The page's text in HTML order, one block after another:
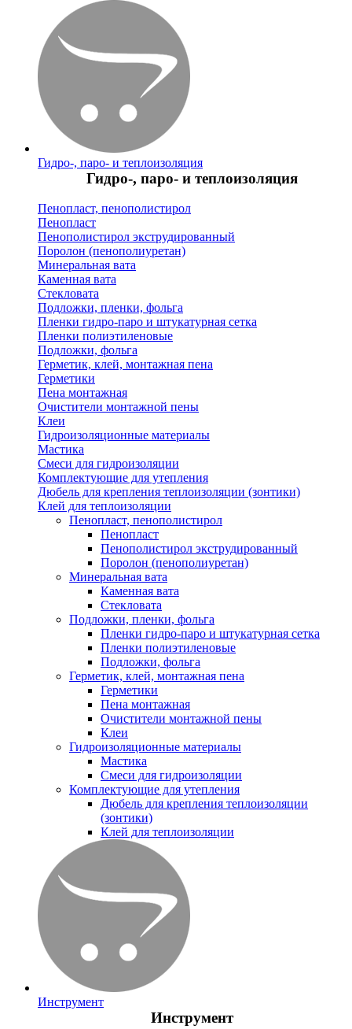
Гидро-, паро- и теплоизоляция
Гидро-, паро- и теплоизоляция
Пенопласт, пенополистирол
Пенопласт
Пенополистирол экструдированный
Поролон (пенополиуретан)
Минеральная вата
Каменная вата
Стекловата
Подложки, пленки, фольга
Пленки гидро-паро и штукатурная сетка
Пленки полиэтиленовые
Подложки, фольга
Герметик, клей, монтажная пена
Герметики
Пена монтажная
Очистители монтажной пены
Клеи
Гидроизоляционные материалы
Мастика
Смеси для гидроизоляции
Комплектующие для утепления
Дюбель для крепления теплоизоляции (зонтики)
Клей для теплоизоляции
Пенопласт, пенополистирол
Пенопласт
Пенополистирол экструдированный
Поролон (пенополиуретан)
Минеральная вата
Каменная вата
Стекловата
Подложки, пленки, фольга
Пленки гидро-паро и штукатурная сетка
Пленки полиэтиленовые
Подложки, фольга
Герметик, клей, монтажная пена
Герметики
Пена монтажная
Очистители монтажной пены
Клеи
Гидроизоляционные материалы
Мастика
Смеси для гидроизоляции
Комплектующие для утепления
Дюбель для крепления теплоизоляции
(зонтики)
Клей для теплоизоляции
Инструмент
Инструмент